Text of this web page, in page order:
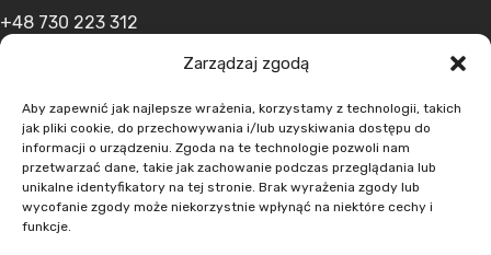
Zarządzaj zgodą
Aby zapewnić jak najlepsze wrażenia, korzystamy z technologii, takich
jak pliki cookie, do przechowywania i/lub uzyskiwania dostępu do
informacji o urządzeniu. Zgoda na te technologie pozwoli nam
przetwarzać dane, takie jak zachowanie podczas przeglądania lub
unikalne identyfikatory na tej stronie. Brak wyrażenia zgody lub
wycofanie zgody może niekorzystnie wpłynąć na niektóre cechy i
funkcje.
+48 730 223 312
MENU